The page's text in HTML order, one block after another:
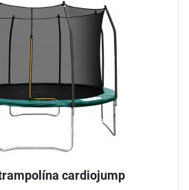
cardiojump